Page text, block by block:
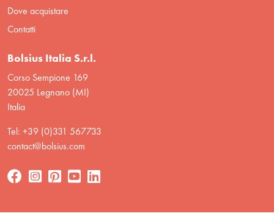
Dove acquistare
Contatti
Bolsius Italia S.r.l.
Corso Sempione 169
20025 Legnano (MI)
Italia
Tel: +39 (0)331 567733
contact@bolsius.com